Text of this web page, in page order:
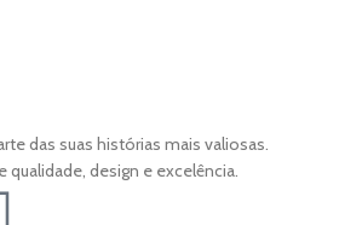
das suas histórias mais valiosas.
qualidade, design e excelência.